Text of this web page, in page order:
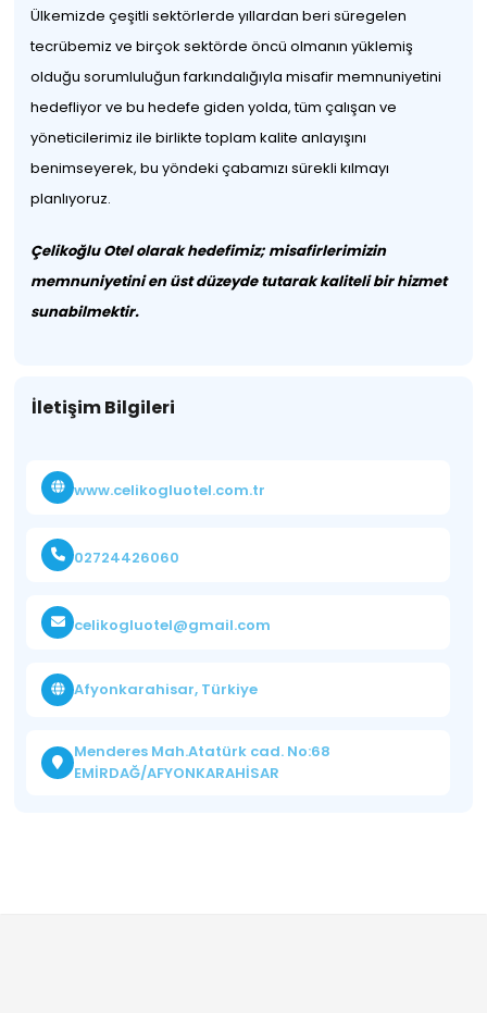
Ülkemizde çeşitli sektörlerde yıllardan beri süregelen
tecrübemiz ve birçok sektörde öncü olmanın yüklemiş
olduğu sorumluluğun farkındalığıyla misafir memnuniyetini
hedefliyor ve bu hedefe giden yolda, tüm çalışan ve
yöneticilerimiz ile birlikte toplam kalite anlayışını
benimseyerek, bu yöndeki çabamızı sürekli kılmayı
planlıyoruz.
Çelikoğlu Otel olarak hedefimiz; misafirlerimizin
memnuniyetini en üst düzeyde tutarak kaliteli bir hizmet
sunabilmektir.
İletişim Bilgileri
www.celikogluotel.com.tr
02724426060
celikogluotel@gmail.com
Afyonkarahisar, Türkiye
Menderes Mah.Atatürk cad. No:68
EMİRDAĞ/AFYONKARAHİSAR